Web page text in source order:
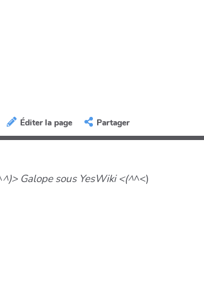
Éditer la page Partager
^)> Galope sous YesWiki <(^^<)